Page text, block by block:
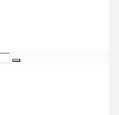
Recherche